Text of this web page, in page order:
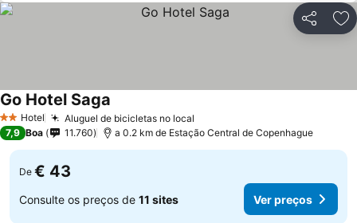
Partilhar
2 Estrelas
Hotel Aluguel de bicicletas no local
Go Hotel Saga
7,9 Boa 11.760 a 0.2 km de Estação Central de Copenhague
De € 43
Consulte os preços de 11 sites Ver preços